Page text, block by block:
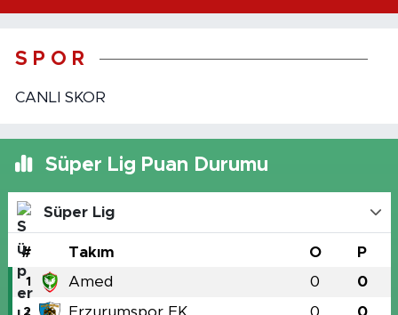
S P O R
CANLI SKOR
Süper Lig Puan Durumu
Süper Lig
# Takım O P
1 Amed 0 0
2 Erzurumspor FK 0 0